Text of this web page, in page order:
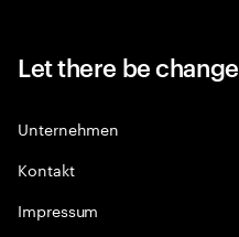
Let there be change
Unternehmen
Kontakt
Impressum